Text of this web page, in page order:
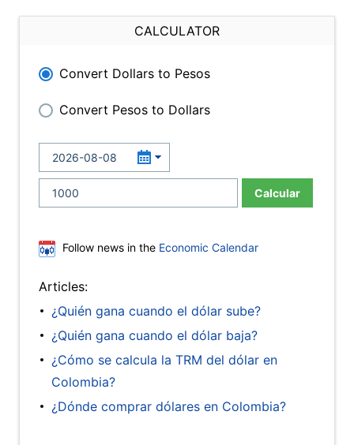
CALCULATOR
Convert Dollars to Pesos
Convert Pesos to Dollars
Calcular
Follow news in the Economic Calendar
Articles:
¿Quién gana cuando el dólar sube?
¿Quién gana cuando el dólar baja?
¿Cómo se calcula la TRM del dólar en
Colombia?
¿Dónde comprar dólares en Colombia?